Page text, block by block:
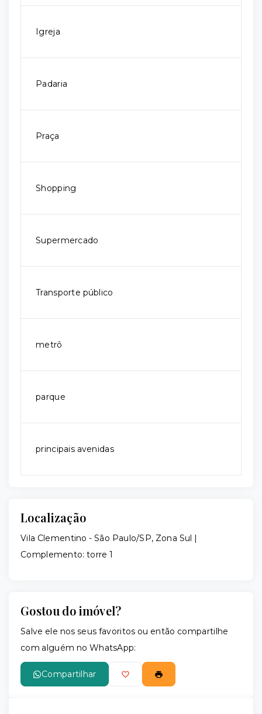
Igreja
Padaria
Praça
Shopping
Supermercado
Transporte público
metrô
parque
principais avenidas
Localização
Vila Clementino - São Paulo/SP, Zona Sul |
Complemento: torre 1
Gostou do imóvel?
Salve ele nos seus favoritos ou então compartilhe
com alguém no WhatsApp:
Compartilhar